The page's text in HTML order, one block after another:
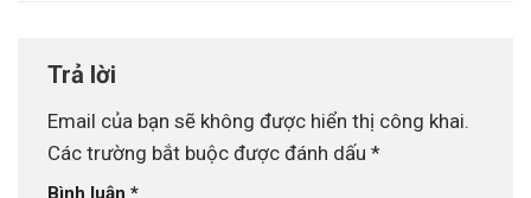
Trả lời
Email của bạn sẽ không được hiển thị công khai.
Các trường bắt buộc được đánh dấu *
Bình luận *